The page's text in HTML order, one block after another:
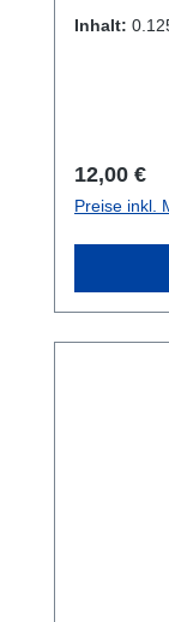
Inhalt:
Regulärer
12,00 €
Preise inkl.